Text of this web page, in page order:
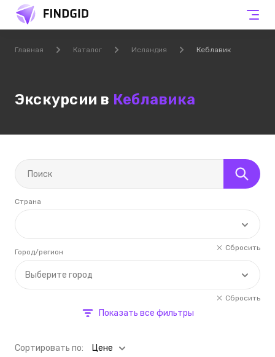
Главная Каталог Исландия Кеблавик
Экскурсии в Кеблавика
Страна
Сбросить
Выберите город
Город/регион
Сбросить
Показать все фильтры
Cортировать по: Цене